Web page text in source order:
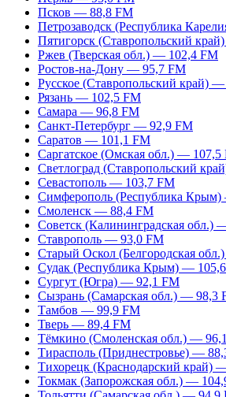
Псков — 88,8 FM
Петрозаводск (Республика
Пятигорск (Ставропольский
Ржев (Тверская обл.) — 102,4 FM
Ростов-на-Дону — 95,7 FM
Русское (Ставропольский край)
Рязань — 102,5 FM
Самара — 96,8 FM
Санкт-Петербург — 92,9 FM
Саратов — 101,1 FM
Саргатское (Омская обл.) — 107,5
Светлоград (Ставропольский
Севастополь — 103,7 FM
Симферополь (Республика
Смоленск — 88,4 FM
Советск (Калининградская обл.)
Ставрополь — 93,0 FM
Старый Оскол (Белгородская
Судак (Республика Крым) —
Сургут (Югра) — 92,1 FM
Сызрань (Самарская обл.) — 98,3
Тамбов — 99,9 FM
Тверь — 89,4 FM
Тёмкино (Смоленская обл.) —
Тирасполь (Приднестровье) —
Тихорецк (Краснодарский край)
Токмак (Запорожская обл.) —